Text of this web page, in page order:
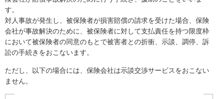
す。
対人事故が発生し、被保険者が損害賠償の請求を受けた場合、保険
会社が事故解決のために、被保険者に対して支払責任を持つ限度枠
において被保険者の同意のもとで被害者との折衝、示談、調停、訴
訟の手続きをおこないます。
ただし、以下の場合には、保険会社は示談交渉サービスをおこない
ません。